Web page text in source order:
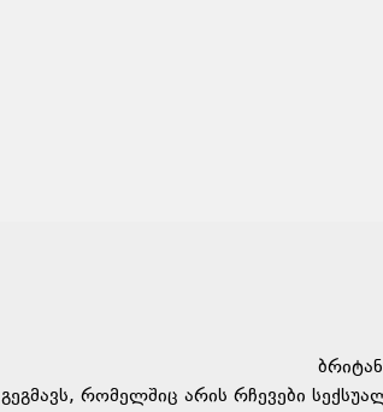
გეგმავს, რომელშიც არის რჩევები